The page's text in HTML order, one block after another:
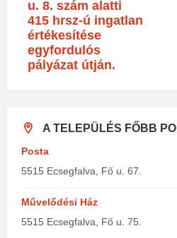
u. 8. szám alatti
415 hrsz-ú ingatlan
értékesítése
egyfordulós
pályázat útján.
A TELEPÜLÉS FŐBB
Posta
5515 Ecsegfalva, Fő u. 67.
Művelődési Ház
5515 Ecsegfalva, Fő u. 75.